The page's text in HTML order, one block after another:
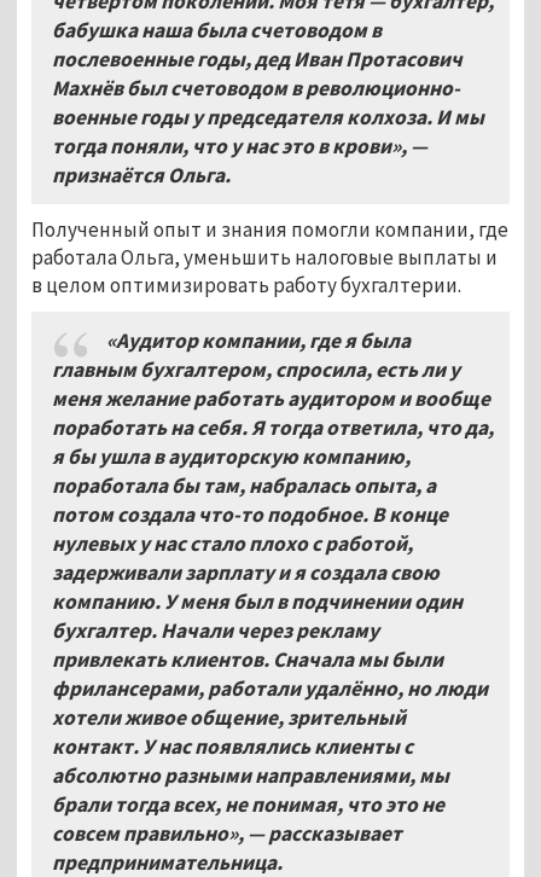
бабушка наша была счетоводом в
послевоенные годы, дед Иван Протасович
Махнёв был счетоводом в революционно-
военные годы у председателя колхоза. И мы
тогда поняли, что у нас это в крови», —
признаётся Ольга.
Полученный опыт и знания помогли компании, где
работала Ольга, уменьшить налоговые выплаты и
в целом оптимизировать работу бухгалтерии.
«Аудитор компании, где я была
главным бухгалтером, спросила, есть ли у
меня желание работать аудитором и вообще
поработать на себя. Я тогда ответила, что да,
я бы ушла в аудиторскую компанию,
поработала бы там, набралась опыта, а
потом создала что-то подобное. В конце
нулевых у нас стало плохо с работой,
задерживали зарплату и я создала свою
компанию. У меня был в подчинении один
бухгалтер. Начали через рекламу
привлекать клиентов. Сначала мы были
фрилансерами, работали удалённо, но люди
хотели живое общение, зрительный
контакт. У нас появлялись клиенты с
абсолютно разными направлениями, мы
брали тогда всех, не понимая, что это не
совсем правильно», — рассказывает
предпринимательница.